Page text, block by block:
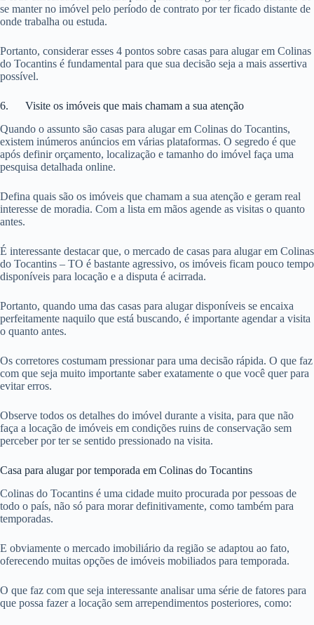
se manter no imóvel pelo período de contrato por ter ficado distante de
onde trabalha ou estuda.
Portanto, considerar esses 4 pontos sobre casas para alugar em Colinas
do Tocantins é fundamental para que sua decisão seja a mais assertiva
possível.
6. Visite os imóveis que mais chamam a sua atenção
Quando o assunto são casas para alugar em Colinas do Tocantins,
existem inúmeros anúncios em várias plataformas. O segredo é que
após definir orçamento, localização e tamanho do imóvel faça uma
pesquisa detalhada online.
Defina quais são os imóveis que chamam a sua atenção e geram real
interesse de moradia. Com a lista em mãos agende as visitas o quanto
antes.
É interessante destacar que, o mercado de casas para alugar em Colinas
do Tocantins – TO é bastante agressivo, os imóveis ficam pouco tempo
disponíveis para locação e a disputa é acirrada.
Portanto, quando uma das casas para alugar disponíveis se encaixa
perfeitamente naquilo que está buscando, é importante agendar a visita
o quanto antes.
Os corretores costumam pressionar para uma decisão rápida. O que faz
com que seja muito importante saber exatamente o que você quer para
evitar erros.
Observe todos os detalhes do imóvel durante a visita, para que não
faça a locação de imóveis em condições ruins de conservação sem
perceber por ter se sentido pressionado na visita.
Casa para alugar por temporada em Colinas do Tocantins
Colinas do Tocantins é uma cidade muito procurada por pessoas de
todo o país, não só para morar definitivamente, como também para
temporadas.
E obviamente o mercado imobiliário da região se adaptou ao fato,
oferecendo muitas opções de imóveis mobiliados para temporada.
O que faz com que seja interessante analisar uma série de fatores para
que possa fazer a locação sem arrependimentos posteriores, como: